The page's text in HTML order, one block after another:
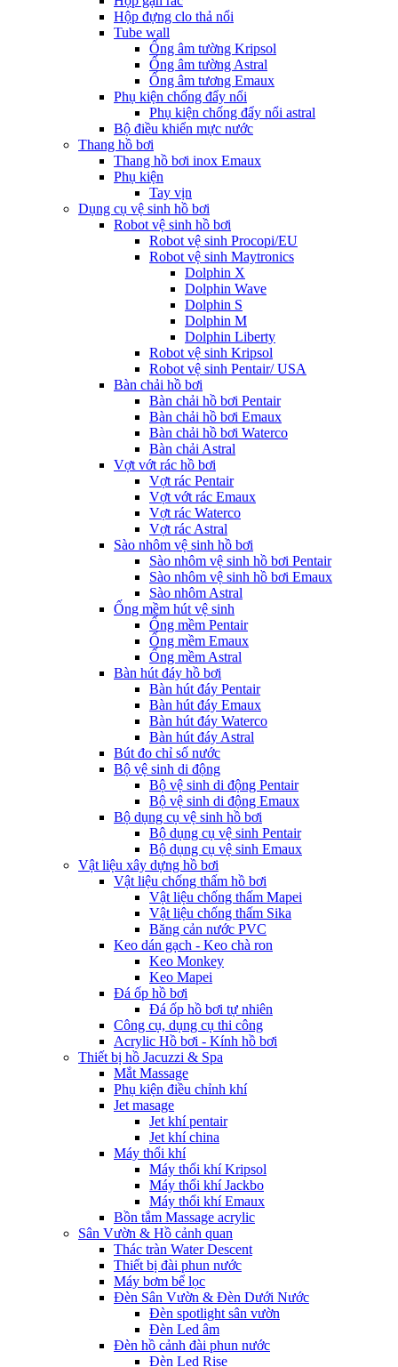
Hộp đựng clo thả nổi
Tube wall
Ống âm tường Kripsol
Ống âm tường Astral
Ống âm tương Emaux
Phụ kiện chống đẩy nổi
Phụ kiện chống đẩy nổi astral
Bộ điều khiển mực nước
Thang hồ bơi
Thang hồ bơi inox Emaux
Phụ kiện
Tay vịn
Dụng cụ vệ sinh hồ bơi
Robot vệ sinh hồ bơi
Robot vệ sinh Procopi/EU
Robot vệ sinh Maytronics
Dolphin X
Dolphin Wave
Dolphin S
Dolphin M
Dolphin Liberty
Robot vệ sinh Kripsol
Robot vệ sinh Pentair/ USA
Bàn chải hồ bơi
Bàn chải hồ bơi Pentair
Bàn chải hồ bơi Emaux
Bàn chải hồ bơi Waterco
Bàn chải Astral
Vợt vớt rác hồ bơi
Vợt rác Pentair
Vợt vớt rác Emaux
Vợt rác Waterco
Vợt rác Astral
Sào nhôm vệ sinh hồ bơi
Sào nhôm vệ sinh hồ bơi Pentair
Sào nhôm vệ sinh hồ bơi Emaux
Sào nhôm Astral
Ống mềm hút vệ sinh
Ống mềm Pentair
Ống mềm Emaux
Ống mềm Astral
Bàn hút đáy hồ bơi
Bàn hút đáy Pentair
Bàn hút đáy Emaux
Bàn hút đáy Waterco
Bàn hút đáy Astral
Bút đo chỉ số nước
Bộ vệ sinh di động
Bộ vệ sinh di động Pentair
Bộ vệ sinh di động Emaux
Bộ dụng cụ vệ sinh hồ bơi
Bộ dụng cụ vệ sinh Pentair
Bộ dụng cụ vệ sinh Emaux
Vật liệu xây dựng hồ bơi
Vật liệu chống thấm hồ bơi
Vật liệu chống thấm Mapei
Vật liệu chống thấm Sika
Băng cản nước PVC
Keo dán gạch - Keo chà ron
Keo Monkey
Keo Mapei
Đá ốp hồ bơi
Đá ốp hồ bơi tự nhiên
Công cụ, dụng cụ thi công
Acrylic Hồ bơi - Kính hồ bơi
Thiết bị hồ Jacuzzi & Spa
Mắt Massage
Phụ kiện điều chỉnh khí
Jet masage
Jet khí pentair
Jet khí china
Máy thổi khí
Máy thổi khí Kripsol
Máy thổi khí Jackbo
Máy thổi khí Emaux
Bồn tắm Massage acrylic
Sân Vườn & Hồ cảnh quan
Thác tràn Water Descent
Thiết bị đài phun nước
Máy bơm bể lọc
Đèn Sân Vườn & Đèn Dưới Nước
Đèn spotlight sân vườn
Đèn Led âm
Đèn hồ cảnh đài phun nước
Đèn Led Rise